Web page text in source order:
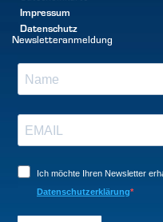
Impressum
Datenschutz
Newsletteranmeldung
Ich möchte Ihren Newsletter
Datenschutzerklärung